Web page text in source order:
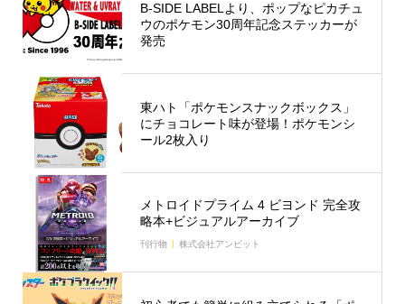
B-SIDE LABELより、ポップなピカチュ
ウのポケモン30周年記念ステッカーが
発売
東ハト「ポケモンスナックボックス」
にチョコレート味が登場！ポケモンシ
ール2枚入り
メトロイドプライム 4 ビヨンド 完全攻
略本+ビジュアルアーカイブ
刊行物 株式会社アンビット